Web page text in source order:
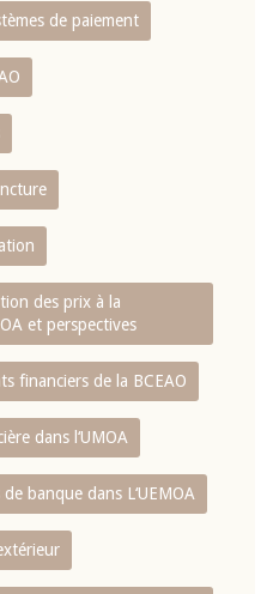
de paiement
des prix à la
et perspectives
financiers de la BCEAO
dans l‘UMOA
banque dans L‘UEMOA